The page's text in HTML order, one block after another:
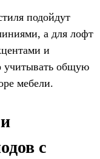
подойдут
а для лофт
и
учитывать общую
мебели.
с